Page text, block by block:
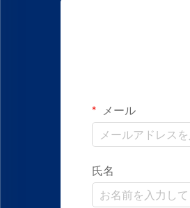
メール
氏名